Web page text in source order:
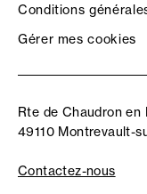
Conditions
Gérer mes cookies
Rte de Chaudron en
49110 Montrevault-
Contactez-nous